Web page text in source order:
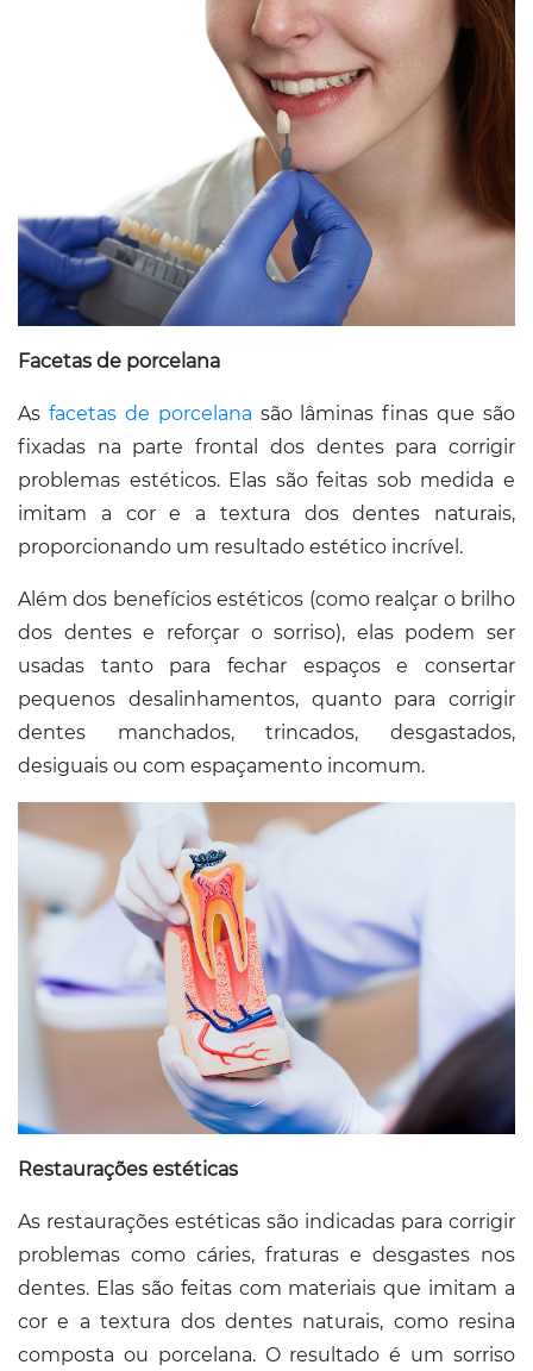
Facetas de porcelana
As facetas de porcelana são lâminas finas que são
fixadas na parte frontal dos dentes para corrigir
problemas estéticos. Elas são feitas sob medida e
imitam a cor e a textura dos dentes naturais,
proporcionando um resultado estético incrível.
Além dos benefícios estéticos (como realçar o brilho
dos dentes e reforçar o sorriso), elas podem ser
usadas tanto para fechar espaços e consertar
pequenos desalinhamentos, quanto para corrigir
dentes manchados, trincados, desgastados,
desiguais ou com espaçamento incomum.
Restaurações estéticas
As restaurações estéticas são indicadas para corrigir
problemas como cáries, fraturas e desgastes nos
dentes. Elas são feitas com materiais que imitam a
cor e a textura dos dentes naturais, como resina
composta ou porcelana. O resultado é um sorriso